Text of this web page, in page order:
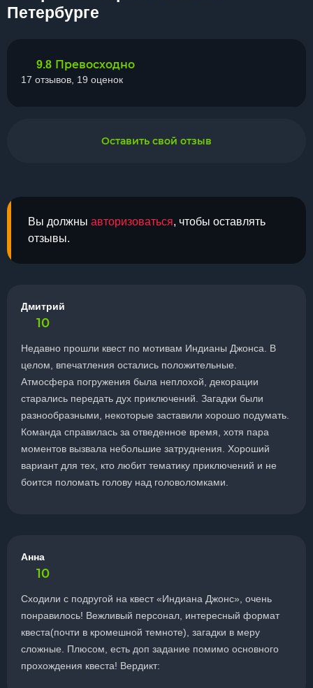
Петербурге
Вы должны авторизоваться, чтобы оставлять
отзывы.
Дмитрий
10
Недавно прошли квест по мотивам Индианы Джонса. В
целом, впечатления остались положительные.
Атмосфера погружения была неплохой, декорации
старались передать дух приключений. Загадки были
разнообразными, некоторые заставили хорошо подумать.
Команда справилась за отведенное время, хотя пара
моментов вызвала небольшие затруднения. Хороший
вариант для тех, кто любит тематику приключений и не
боится поломать голову над головоломками.
Анна
10
Сходили с подругой на квест «Индиана Джонс», очень
понравилось! Вежливый персонал, интересный формат
квеста(почти в кромешной темноте), загадки в меру
сложные. Плюсом, есть доп задание помимо основного
прохождения квеста! Вердикт:
9.8 Превосходно
17 отзывов, 19 оценок
Оставить свой отзыв